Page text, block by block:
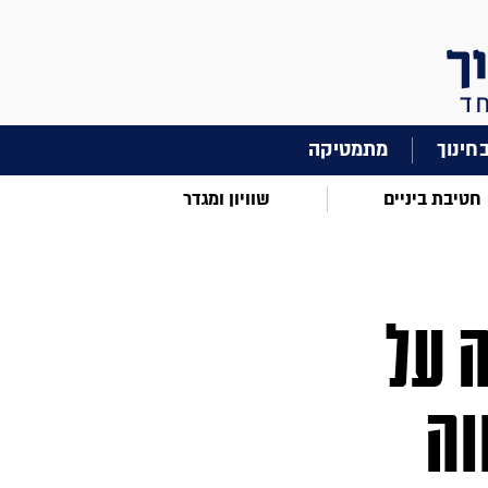
מתמטיקה
חטיבת ביניים שוויון ומגדר
על